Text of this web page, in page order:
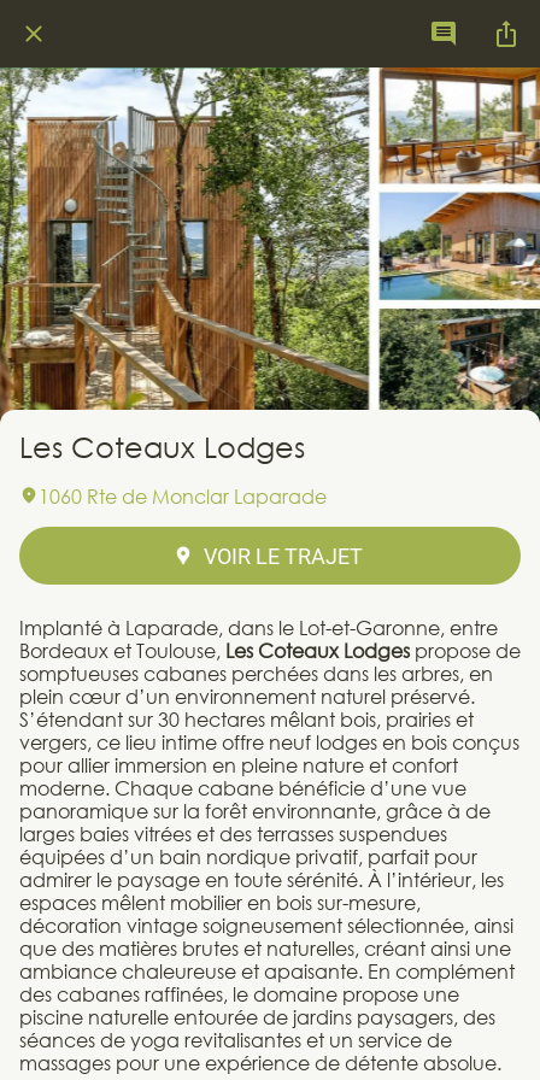
Les Coteaux Lodges
1060 Rte de Monclar Laparade
VOIR LE TRAJET
Implanté à Laparade, dans le Lot-et-Garonne, entre
Bordeaux et Toulouse, Les Coteaux Lodges propose de
somptueuses cabanes perchées dans les arbres, en
plein cœur d’un environnement naturel préservé.
S’étendant sur 30 hectares mêlant bois, prairies et
vergers, ce lieu intime offre neuf lodges en bois conçus
pour allier immersion en pleine nature et confort
moderne. Chaque cabane bénéficie d’une vue
panoramique sur la forêt environnante, grâce à de
larges baies vitrées et des terrasses suspendues
équipées d’un bain nordique privatif, parfait pour
admirer le paysage en toute sérénité. À l’intérieur, les
espaces mêlent mobilier en bois sur-mesure,
décoration vintage soigneusement sélectionnée, ainsi
que des matières brutes et naturelles, créant ainsi une
ambiance chaleureuse et apaisante. En complément
des cabanes raffinées, le domaine propose une
piscine naturelle entourée de jardins paysagers, des
séances de yoga revitalisantes et un service de
massages pour une expérience de détente absolue.